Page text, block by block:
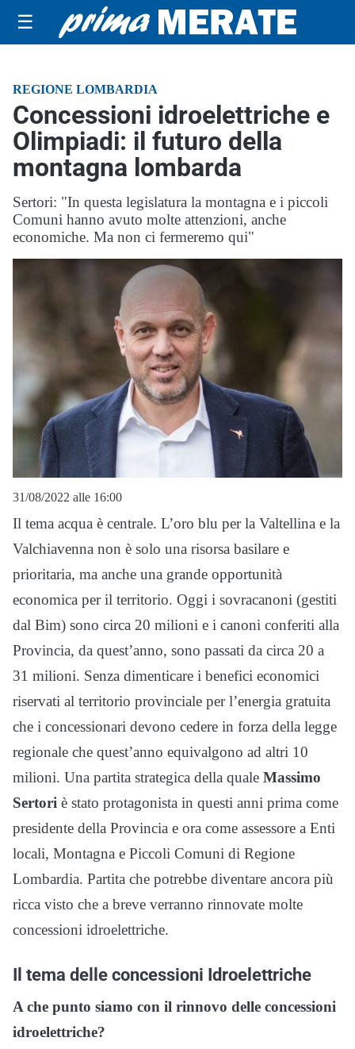
☰
REGIONE LOMBARDIA
Concessioni idroelettriche e
Olimpiadi: il futuro della
montagna lombarda
Sertori: "In questa legislatura la montagna e i piccoli
Comuni hanno avuto molte attenzioni, anche
economiche. Ma non ci fermeremo qui"
31/08/2022 alle 16:00
Il tema acqua è centrale. L’oro blu per la Valtellina e la
Valchiavenna non è solo una risorsa basilare e
prioritaria, ma anche una grande opportunità
economica per il territorio. Oggi i sovracanoni (gestiti
dal Bim) sono circa 20 milioni e i canoni conferiti alla
Provincia, da quest’anno, sono passati da circa 20 a
31 milioni. Senza dimenticare i benefici economici
riservati al territorio provinciale per l’energia gratuita
che i concessionari devono cedere in forza della legge
regionale che quest’anno equivalgono ad altri 10
milioni. Una partita strategica della quale Massimo
Sertori è stato protagonista in questi anni prima come
presidente della Provincia e ora come assessore a Enti
locali, Montagna e Piccoli Comuni di Regione
Lombardia. Partita che potrebbe diventare ancora più
ricca visto che a breve verranno rinnovate molte
concessioni idroelettriche.
Il tema delle concessioni Idroelettriche
A che punto siamo con il rinnovo delle concessioni
idroelettriche?